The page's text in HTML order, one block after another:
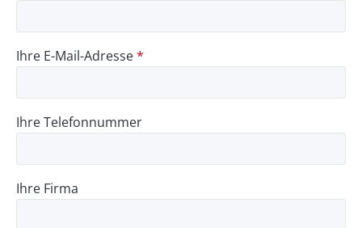
Ihre E-Mail-Adresse*
Ihre Telefonnummer
Ihre Firma